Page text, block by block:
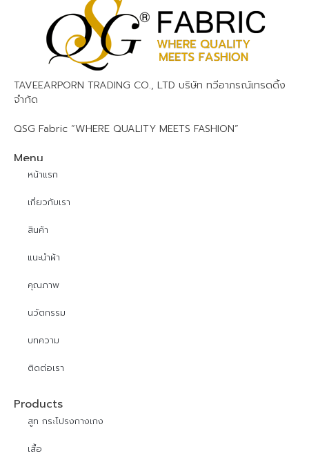
TAVEEARPORN TRADING CO., LTD บริษัท ทวีอาภรณ์เทรดดิ้ง
จำกัด
QSG Fabric “WHERE QUALITY MEETS FASHION”
Menu
หน้าแรก
เกี่ยวกับเรา
สินค้า
แนะนำผ้า
คุณภาพ
นวัตกรรม
บทความ
ติดต่อเรา
Products
สูท กระโปรงกางเกง
เสื้อ